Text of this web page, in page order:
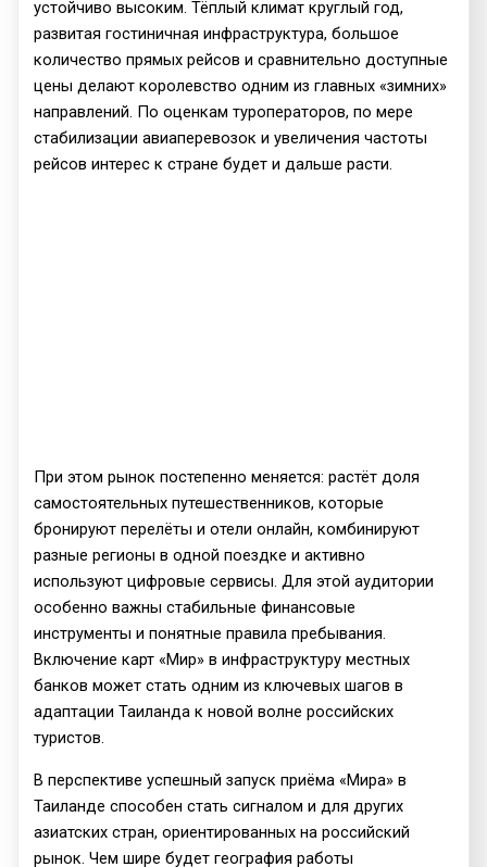
устойчиво высоким. Тёплый климат круглый год,
развитая гостиничная инфраструктура, большое
количество прямых рейсов и сравнительно доступные
цены делают королевство одним из главных «зимних»
направлений. По оценкам туроператоров, по мере
стабилизации авиаперевозок и увеличения частоты
рейсов интерес к стране будет и дальше расти.
При этом рынок постепенно меняется: растёт доля
самостоятельных путешественников, которые
бронируют перелёты и отели онлайн, комбинируют
разные регионы в одной поездке и активно
используют цифровые сервисы. Для этой аудитории
особенно важны стабильные финансовые
инструменты и понятные правила пребывания.
Включение карт «Мир» в инфраструктуру местных
банков может стать одним из ключевых шагов в
адаптации Таиланда к новой волне российских
туристов.
В перспективе успешный запуск приёма «Мира» в
Таиланде способен стать сигналом и для других
азиатских стран, ориентированных на российский
рынок. Чем шире будет география работы